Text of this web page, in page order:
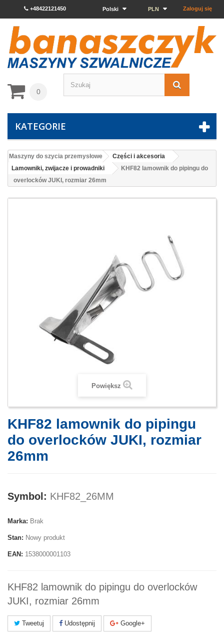
Zaloguj się
PLN
Polski
+48422121450
0
KATEGORIE
Maszyny do szycia przemysłowe
Części i akcesoria
Lamowniki, zwijacze i prowadniki
KHF82 lamownik do pipingu do
overlocków JUKI, rozmiar 26mm
Powiększ
KHF82 lamownik do pipingu
do overlocków JUKI, rozmiar
26mm
Symbol: KHF82_26MM
Marka: Brak
Stan: Nowy produkt
EAN: 1538000001103
KHF82 lamownik do pipingu do overlocków
JUKI, rozmiar 26mm
Tweetuj Udostępnij Google+